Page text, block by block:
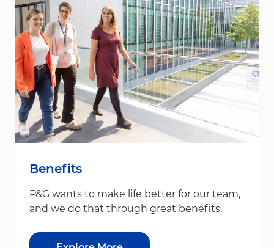
Benefits
P&G wants to make life better for our team,
and we do that through great benefits.